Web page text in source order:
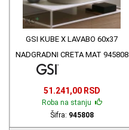
GSI KUBE X LAVABO 60x37
NADGRADNI CRETA MAT 945808
51.241,00 RSD
Roba na stanju
Šifra: 945808